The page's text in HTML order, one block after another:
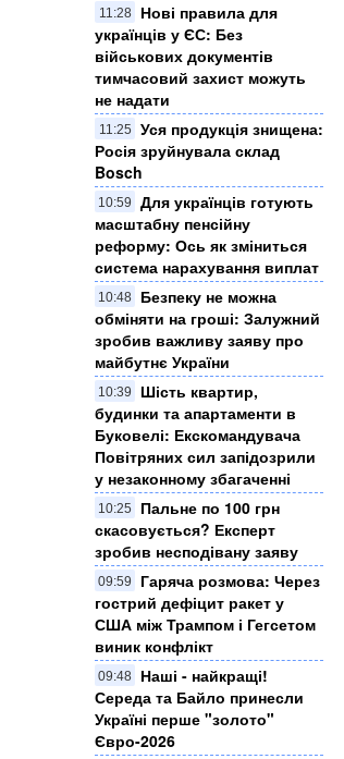
11:28
Нові правила для
українців у ЄС: Без
військових документів
тимчасовий захист можуть
не надати
11:25
Уся продукція знищена:
Росія зруйнувала склад
Bosch
10:59
Для українців готують
масштабну пенсійну
реформу: Ось як зміниться
система нарахування виплат
10:48
Безпеку не можна
обміняти на гроші: Залужний
зробив важливу заяву про
майбутнє України
10:39
Шість квартир,
будинки та апартаменти в
Буковелі: Екскомандувача
Повітряних сил запідозрили
у незаконному збагаченні
10:25
Пальне по 100 грн
скасовується? Експерт
зробив несподівану заяву
09:59
Гаряча розмова: Через
гострий дефіцит ракет у
США між Трампом і Гегсетом
виник конфлікт
09:48
Наші - найкращі!
Середа та Байло принесли
Україні перше "золото"
Євро-2026